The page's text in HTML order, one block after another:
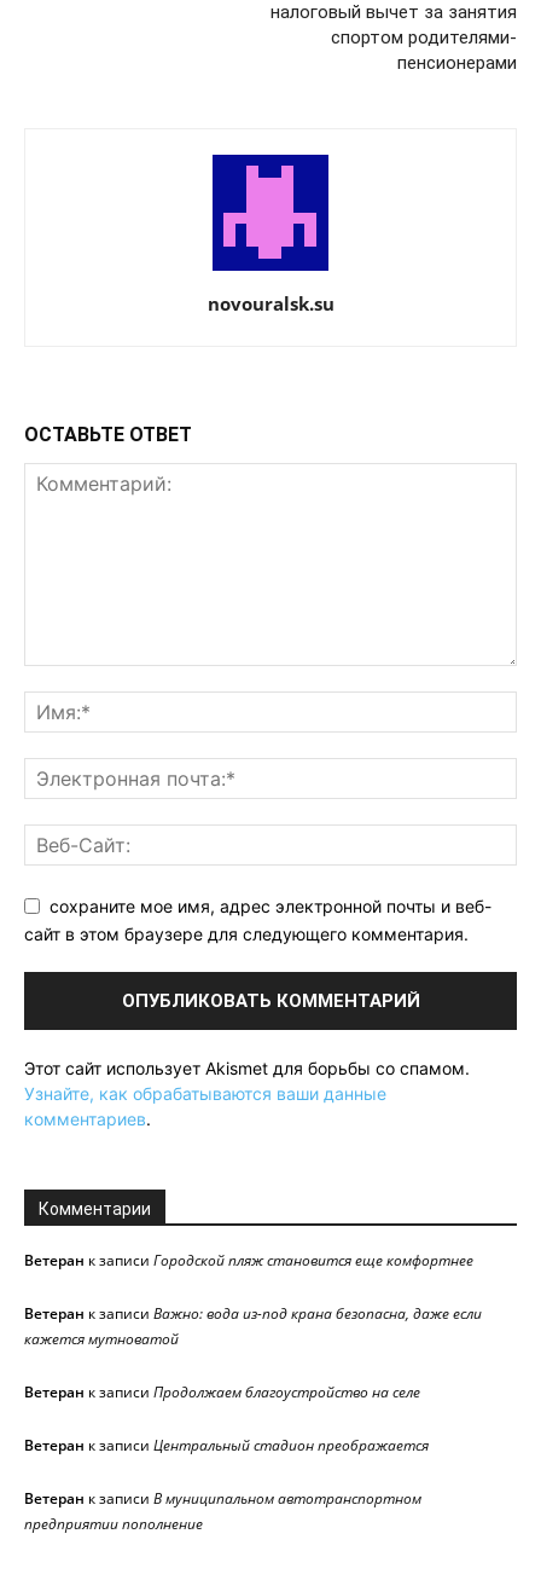
налоговый вычет за занятия
спортом родителями-
пенсионерами
novouralsk.su
ОСТАВЬТЕ ОТВЕТ
сохраните мое имя, адрес электронной почты и веб-
сайт в этом браузере для следующего комментария.
Этот сайт использует Akismet для борьбы со спамом.
Узнайте, как обрабатываются ваши данные
комментариев.
Комментарии
Ветеран к записи Городской пляж становится еще комфортнее
Ветеран к записи Важно: вода из-под крана безопасна, даже если
кажется мутноватой
Ветеран к записи Продолжаем благоустройство на селе
Ветеран к записи Центральный стадион преображается
Ветеран к записи В муниципальном автотранспортном
предприятии пополнение